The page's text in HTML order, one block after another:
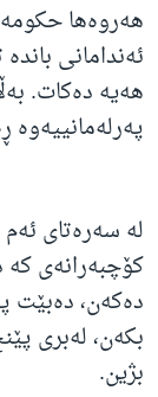
هەروەها
ئەندامانی
هەیە دەکات.
پەرلەمانییەوە
لە سەرەتای
کۆچبەرانەی
دەکەن، دەبێت
بکەن، لەبری
بژین.